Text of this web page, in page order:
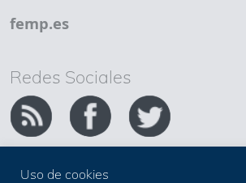
femp.es
Redes Sociales
Uso de cookies